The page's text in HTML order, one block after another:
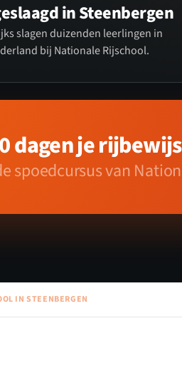
in Steenbergen
slagen duizenden leerlingen in
bij Nationale Rijschool.
dagen je
spoedcursus van
IN STEENBERGEN